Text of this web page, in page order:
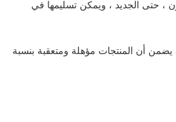
، حتى الجديد ، ويمكن تسليمها في
يضمن أن المنتجات مؤهلة ومتعقبة بنسبة